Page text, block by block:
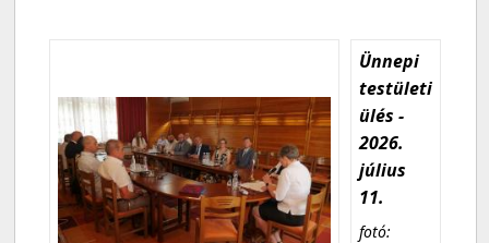
Ünnepi
testületi
ülés -
2026.
július
11.
fotó: